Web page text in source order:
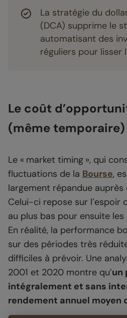
La stratégie du
(DCA) supprime le
automatisant des
réguliers pour lisser
Le coût
(même
Le « market timing », qui
fluctuations de la Bourse,
largement répandue auprès
Celui-ci repose sur l’espoir
au plus bas pour ensuite
En réalité, la performance
sur des périodes très
difficiles à prévoir. Une
2001 et 2020 montre qu’un
intégralement et sans
rendement annuel moyen